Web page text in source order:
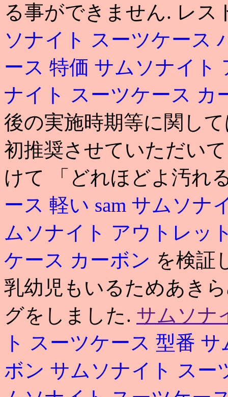
る事ができません. レ
ソナイト スーツケース
ース 特価 サムソナイト
ナイト スーツケース カ
後の実施時期等に関し
初推奨させていただい
けて 「どれほどよ汚れ
ース 軽い sam サムソナ
ムソナイト アウトレッ
ケース カーボン を検証
乳幼児もいるためあき
グをしました. サムソナ
ト スーツケース 型番 サ
ボン サムソナイト スー